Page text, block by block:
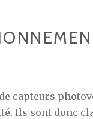
capteurs
Ils sont donc